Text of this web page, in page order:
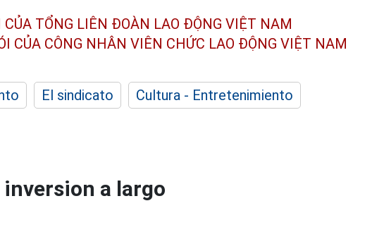
CỦA TỔNG LIÊN ĐOÀN LAO ĐỘNG VIỆT NAM
CỦA CÔNG NHÂN VIÊN CHỨC LAO ĐỘNG VIỆT NAM
El sindicato
Cultura - Entretenimiento
a largo